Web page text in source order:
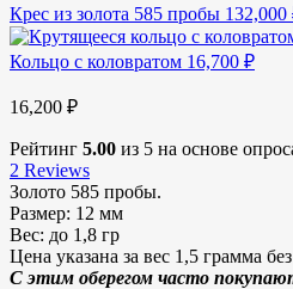
Крес из золота 585 пробы 132,000
Кольцо с коловратом 16,700 ₽
16,200 ₽
Рейтинг 5.00 из 5 на основе
2 Reviews
Золото 585 пробы.
Размер: 12 мм
Вес: до 1,8 гр
Цена указана за вес 1,5 грамма
С этим оберегом часто